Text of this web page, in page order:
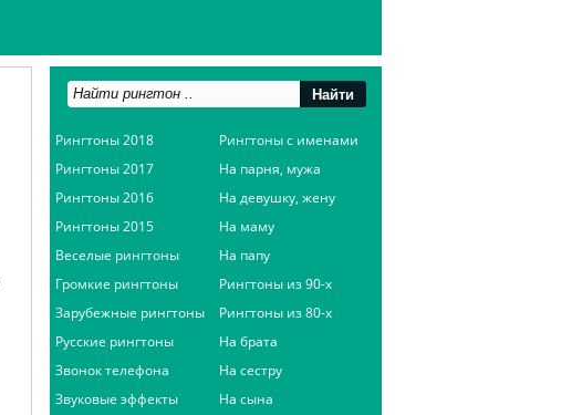
Рингтоны 2018
Рингтоны 2017
Рингтоны 2016
Рингтоны 2015
Веселые рингтоны
Громкие рингтоны
Зарубежные рингтоны
Русские рингтоны
Звонок телефона
Звуковые эффекты
Рингтоны с именами
На парня, мужа
На девушку, жену
На маму
На папу
Рингтоны из 90-х
Рингтоны из 80-х
На брата
На сестру
На сына